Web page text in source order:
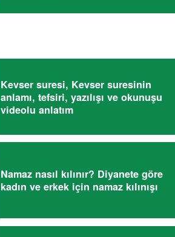
Kevser suresi, Kevser suresinin
anlamı, tefsiri, yazılışı ve okunuşu
videolu anlatım
Namaz nasıl kılınır? Diyanete göre
kadın ve erkek için namaz kılınışı